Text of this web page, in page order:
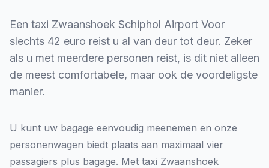
Een taxi Zwaanshoek Schiphol Airport Voor
slechts 42 euro reist u al van deur tot deur. Zeker
als u met meerdere personen reist, is dit niet alleen
de meest comfortabele, maar ook de voordeligste
manier.
U kunt uw bagage eenvoudig meenemen en onze
personenwagen biedt plaats aan maximaal vier
passagiers plus bagage. Met taxi Zwaanshoek